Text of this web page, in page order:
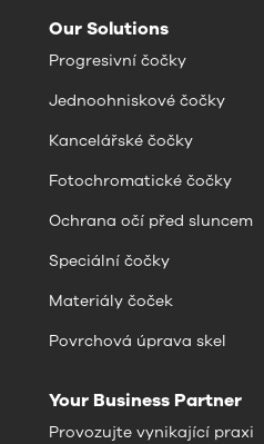
Our Solutions
Progresivní čočky
Jednoohniskové čočky
Kancelářské čočky
Fotochromatické čočky
Ochrana očí před sluncem
Speciální čočky
Materiály čoček
Povrchová úprava skel
Your Business Partner
Provozujte vynikající praxi